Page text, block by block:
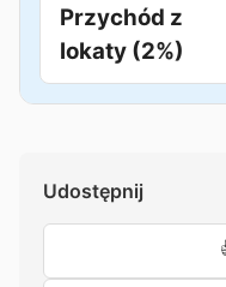
Przychód z
lokaty (2%)
Udostępnij